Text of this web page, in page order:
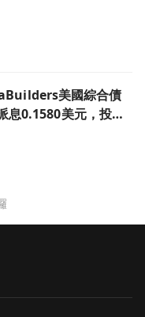
債券ETF宣佈每月派
美國綜合債
息0.1580美元，投資